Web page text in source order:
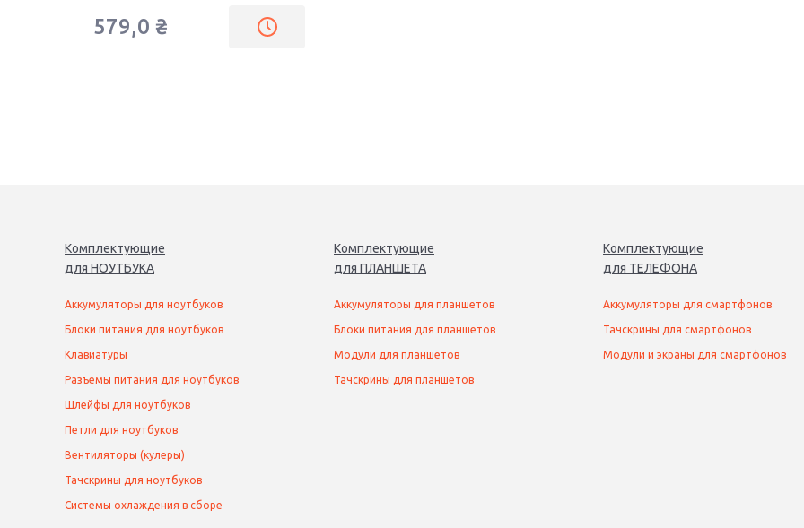
579,0 ₴
Комплектующие
для НОУТБУКА
Аккумуляторы для ноутбуков
Блоки питания для ноутбуков
Клавиатуры
Разъемы питания для ноутбуков
Шлейфы для ноутбуков
Петли для ноутбуков
Вентиляторы (кулеры)
Тачскрины для ноутбуков
Системы охлаждения в сборе
Комплектующие
для ПЛАНШЕТА
Аккумуляторы для планшетов
Блоки питания для планшетов
Модули для планшетов
Тачскрины для планшетов
Комплектующие
для ТЕЛЕФОНА
Аккумуляторы для смартфонов
Тачскрины для смартфонов
Модули и экраны для смартфонов